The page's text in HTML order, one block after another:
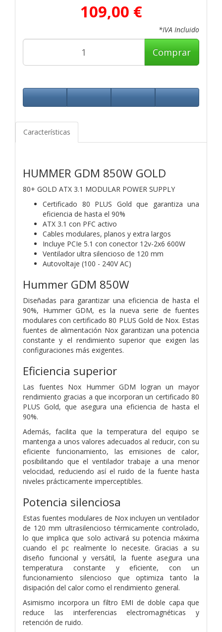
109,00 €
*IVA Incluido
Comprar
Características
HUMMER GDM 850W GOLD
80+ GOLD ATX 3.1 MODULAR POWER SUPPLY
Certificado 80 PLUS Gold que garantiza una
eficiencia de hasta el 90%
ATX 3.1 con PFC activo
Cables modulares, planos y extra largos
Incluye PCIe 5.1 con conector 12v-2x6 600W
Ventilador ultra silencioso de 120 mm
Autovoltaje (100 - 240V AC)
Hummer GDM 850W
Diseñadas para garantizar una eficiencia de hasta el
90%, Hummer GDM, es la nueva serie de fuentes
modulares con certificado 80 PLUS Gold de Nox. Estas
fuentes de alimentación Nox garantizan una potencia
constante y el rendimiento superior que exigen las
configuraciones más exigentes.
Eficiencia superior
Las fuentes Nox Hummer GDM logran un mayor
rendimiento gracias a que incorporan un certificado 80
PLUS Gold, que asegura una eficiencia de hasta el
90%.
Además, facilita que la temperatura del equipo se
mantenga a unos valores adecuados al reducir, con su
eficiente funcionamiento, las emisiones de calor,
posibilitando que el ventilador trabaje a una menor
velocidad, reduciendo así el ruido de la fuente hasta
niveles prácticamente imperceptibles.
Potencia silenciosa
Estas fuentes modulares de Nox incluyen un ventilador
de 120 mm ultrasilencioso térmicamente controlado,
lo que implica que solo activará su potencia máxima
cuando el pc realmente lo necesite. Gracias a su
diseño funcional y versátil, la fuente asegura una
temperatura constante y eficiente, con un
funcionamiento silencioso que optimiza tanto la
disipación del calor como el rendimiento general.
Asimismo incorpora un filtro EMI de doble capa que
reduce las interferencias electromagnéticas y
retención de ruido.